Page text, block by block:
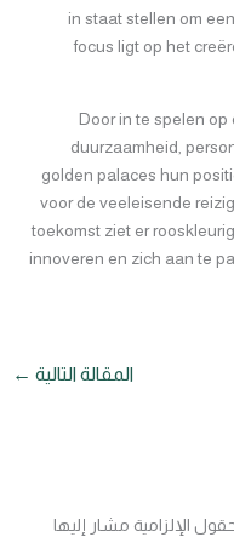
in staat stellen om
focus ligt op het
Door in te spelen
duurzaamheid,
golden palaces hun
voor de veeleisende
toekomst ziet er
innoveren en zich aan te
المقالة التالية ←
الإلزامية مشار إليها